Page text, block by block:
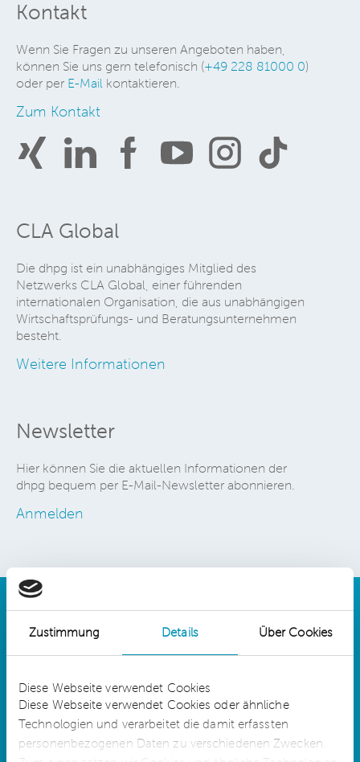
Zustimmung Details Über Cookies
Diese Webseite verwendet Cookies
Diese Webseite verwendet Cookies oder ähnliche
Technologien und verarbeitet die damit erfassten
personenbezogenen Daten zu verschiedenen Zwecken.
Kontakt
Wenn Sie Fragen zu unseren Angeboten haben,
können Sie uns gern telefonisch (+49 228 81000 0)
oder per E-Mail kontaktieren.
Zum Kontakt
CLA Global
Die dhpg ist ein unabhängiges Mitglied des
Netzwerks CLA Global, einer führenden
internationalen Organisation, die aus unabhängigen
Wirtschaftsprüfungs- und Beratungsunternehmen
besteht.
Weitere Informationen
Newsletter
Hier können Sie die aktuellen Informationen der
dhpg bequem per E-Mail-Newsletter abonnieren.
Anmelden
dhpg is an independent network member of
CLA Global. See
CLAglobal.com/disclaimer